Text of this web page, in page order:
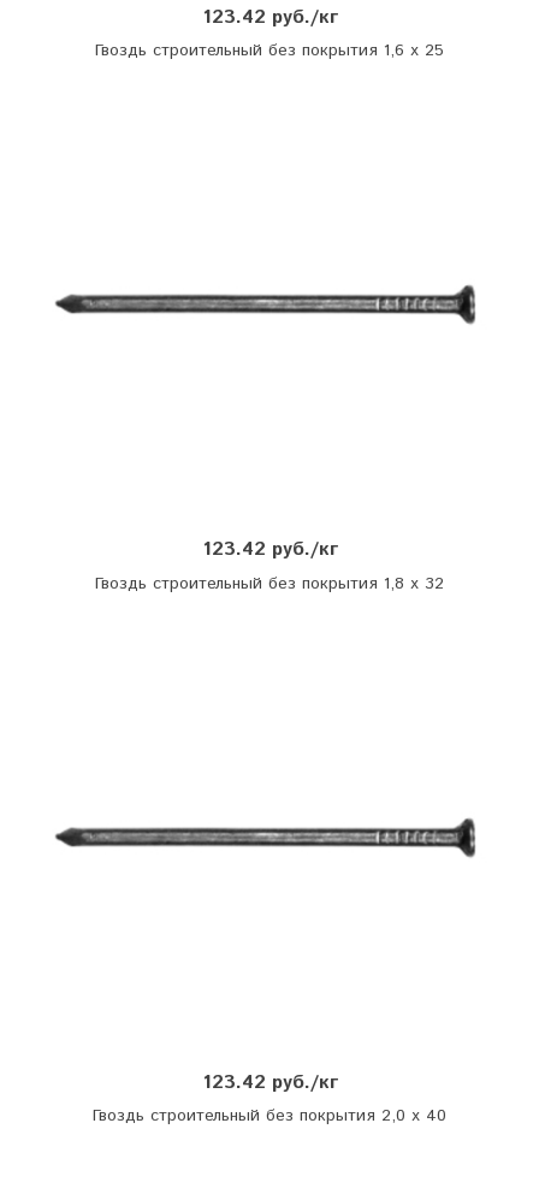
123.42 руб./кг
Гвоздь строительный без покрытия 1,6 х 25
123.42 руб./кг
Гвоздь строительный без покрытия 1,8 х 32
123.42 руб./кг
Гвоздь строительный без покрытия 2,0 х 40